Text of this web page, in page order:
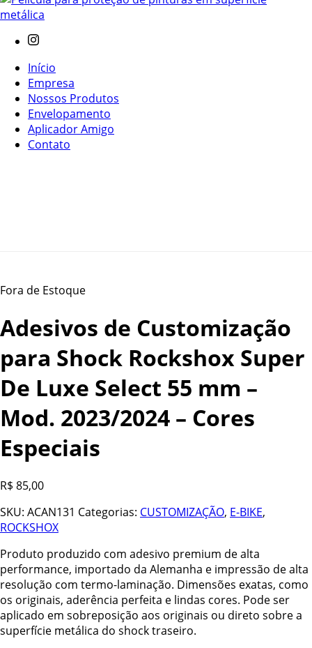
Início
Empresa
Nossos Produtos
Envelopamento
Aplicador Amigo
Contato
Fora de Estoque
Adesivos de Customização
para Shock Rockshox Super
De Luxe Select 55 mm –
Mod. 2023/2024 – Cores
Especiais
R$ 85,00
SKU: ACAN131 Categorias: CUSTOMIZAÇÃO, E-BIKE,
ROCKSHOX
Produto produzido com adesivo premium de alta
performance, importado da Alemanha e impressão de alta
resolução com termo-laminação. Dimensões exatas, como
os originais, aderência perfeita e lindas cores. Pode ser
aplicado em sobreposição aos originais ou direto sobre a
superfície metálica do shock traseiro.